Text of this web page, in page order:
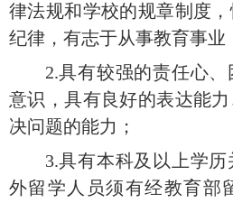
律法规和学校的规章制度
纪律，有志于从事教育事业
2.具有较强的责任心
意识，具有良好的表达能
决问题的能力；
3.具有本科及以上学
外留学人员须有经教育部